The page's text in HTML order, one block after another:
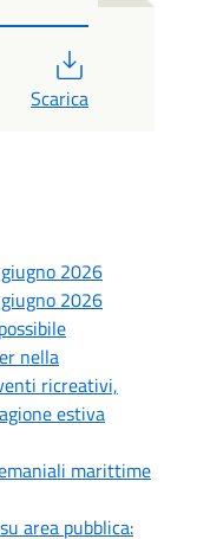
Scarica
2026
2026
nella
ricreativi,
estiva
marittime
area pubblica: